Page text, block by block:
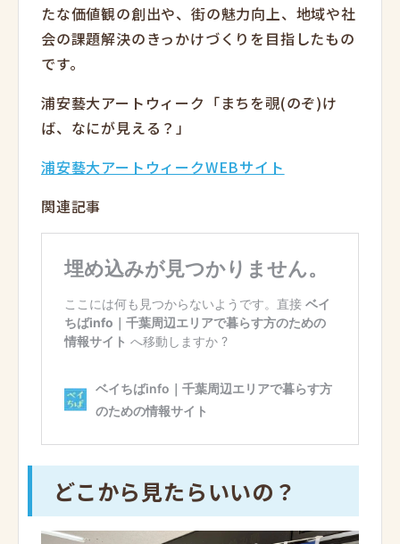
たな価値観の創出や、街の魅力向上、地域や社
会の課題解決のきっかけづくりを目指したもの
です。
浦安藝大アートウィーク「まちを覗(のぞ)け
ば、なにが見える？」
浦安藝大アートウィークWEBサイト
関連記事
どこから見たらいいの？